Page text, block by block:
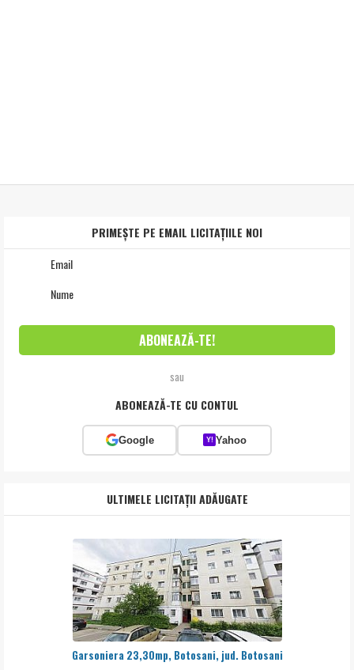
PRIMEȘTE PE EMAIL LICITAȚIILE NOI
sau
ABONEAZĂ-TE CU CONTUL
Google Y! Yahoo
ULTIMELE LICITAȚII ADĂUGATE
Garsoniera 23,30mp, Botosani, jud. Botosani